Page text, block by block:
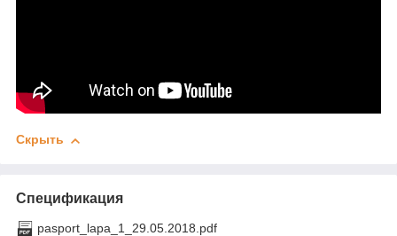
Скрыть
Спецификация
pasport_lapa_1_29.05.2018.pdf